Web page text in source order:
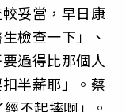
妥當，早日康
檢查一下」、
過得比那個人
半薪耶」。蔡
不起摔啊」。